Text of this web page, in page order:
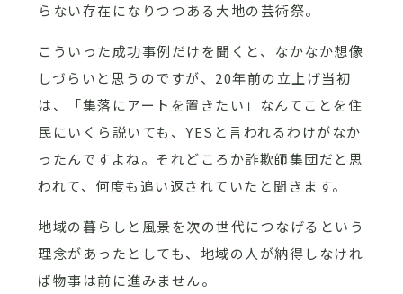
らない存在になりつつある大地の芸術祭。
こういった成功事例だけを聞くと、なかなか想像
しづらいと思うのですが、20年前の立上げ当初
は、「集落にアートを置きたい」なんてことを住
民にいくら説いても、YESと言われるわけがなか
ったんですよね。それどころか詐欺師集団だと思
われて、何度も追い返されていたと聞きます。
地域の暮らしと風景を次の世代につなげるという
理念があったとしても、地域の人が納得しなけれ
ば物事は前に進みません。